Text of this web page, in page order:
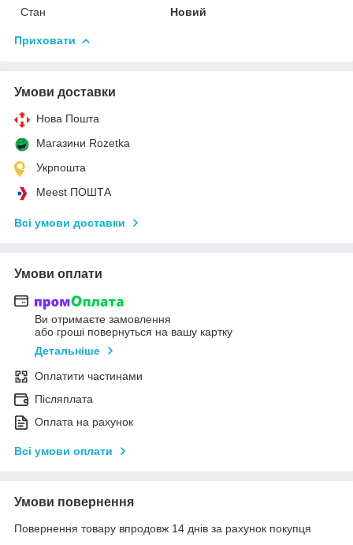
Стан
Новий
Приховати
Умови доставки
Нова Пошта
Магазини Rozetka
Укрпошта
Meest ПОШТА
Всі умови доставки
Умови оплати
Ви отримаєте замовлення
або гроші повернуться на вашу картку
Детальніше
Оплатити частинами
Післяплата
Оплата на рахунок
Всі умови оплати
Умови повернення
Повернення товару впродовж 14 днів за рахунок покупця